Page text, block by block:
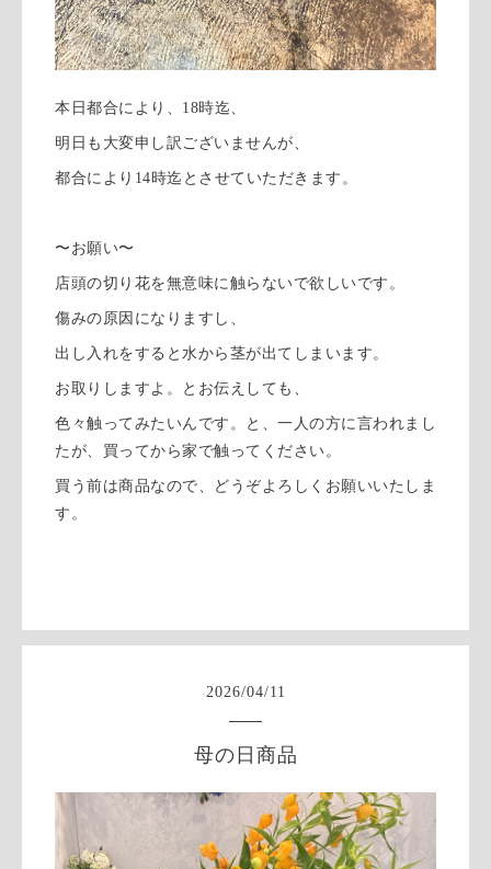
本日都合により、18時迄、
明日も大変申し訳ございませんが、
都合により14時迄とさせていただきます。
〜お願い〜
店頭の切り花を無意味に触らないで欲しいです。
傷みの原因になりますし、
出し入れをすると水から茎が出てしまいます。
お取りしますよ。とお伝えしても、
色々触ってみたいんです。と、一人の方に言われまし
たが、買ってから家で触ってください。
買う前は商品なので、どうぞよろしくお願いいたしま
す。
2026/04/11
母の日商品